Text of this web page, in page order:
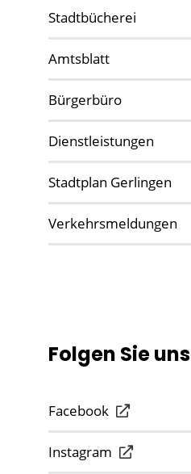
Stadtbücherei
Amtsblatt
Bürgerbüro
Dienstleistungen
Stadtplan Gerlingen
Verkehrsmeldungen
Folgen Sie uns
Facebook
Instagram